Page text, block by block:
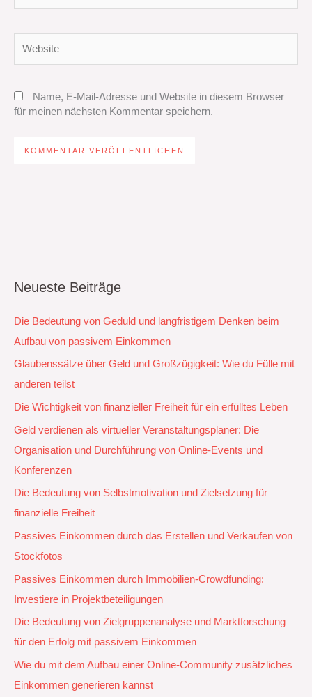
Name, E-Mail-Adresse und Website in diesem Browser
für meinen nächsten Kommentar speichern.
Neueste Beiträge
Die Bedeutung von Geduld und langfristigem Denken beim
Aufbau von passivem Einkommen
Glaubenssätze über Geld und Großzügigkeit: Wie du Fülle mit
anderen teilst
Die Wichtigkeit von finanzieller Freiheit für ein erfülltes Leben
Geld verdienen als virtueller Veranstaltungsplaner: Die
Organisation und Durchführung von Online-Events und
Konferenzen
Die Bedeutung von Selbstmotivation und Zielsetzung für
finanzielle Freiheit
Passives Einkommen durch das Erstellen und Verkaufen von
Stockfotos
Passives Einkommen durch Immobilien-Crowdfunding:
Investiere in Projektbeteiligungen
Die Bedeutung von Zielgruppenanalyse und Marktforschung
für den Erfolg mit passivem Einkommen
Wie du mit dem Aufbau einer Online-Community zusätzliches
Einkommen generieren kannst